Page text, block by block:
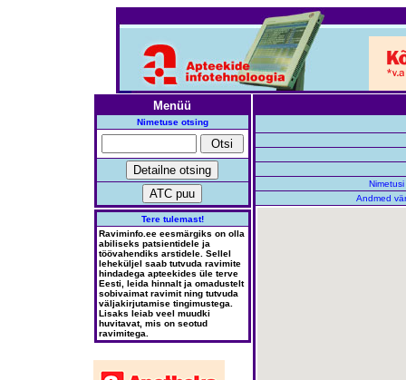
Menüü
Nimetuse otsing
Tere tulemast!
Raviminfo.ee eesmärgiks on olla
abiliseks patsientidele ja
töövahendiks arstidele. Sellel
leheküljel saab tutvuda ravimite
hindadega apteekides üle terve
Eesti, leida hinnalt ja omadustelt
sobivaimat ravimit ning tutvuda
väljakirjutamise tingimustega.
Lisaks leiab veel muudki
huvitavat, mis on seotud
ravimitega.
Andmed